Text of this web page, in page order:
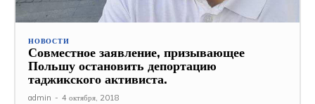
НОВОСТИ
Совместное заявление, призывающее
Польшу остановить депортацию
таджикского активиста.
admin - 4 октября, 2018